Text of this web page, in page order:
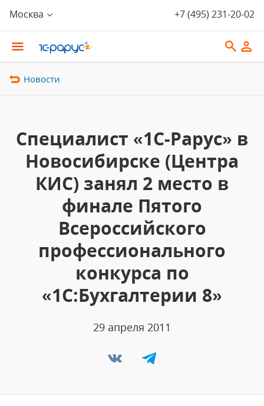
Москва +7 (495) 231-20-02
Новости
Специалист «1С-Рарус» в
Новосибирске (Центра
КИС) занял 2 место в
финале Пятого
Всероссийского
профессионального
конкурса по
«1С:Бухгалтерии 8»
29 апреля 2011